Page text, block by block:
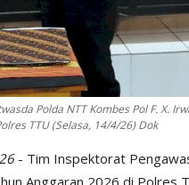
Polda NTT Kombes Pol F. X.
TTU (Selasa, 14/4/26) Dok
- Tim Inspektorat
Anggaran 2026 di Polres